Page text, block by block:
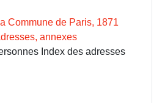
Commune de Paris, 1871
annexes
Index des adresses